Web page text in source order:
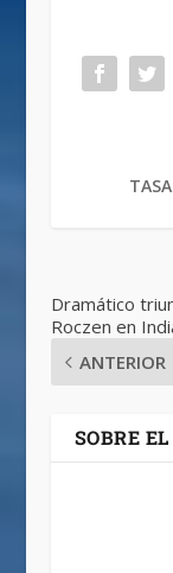
Dramático
Roczen en
ANTERIOR
SOBRE